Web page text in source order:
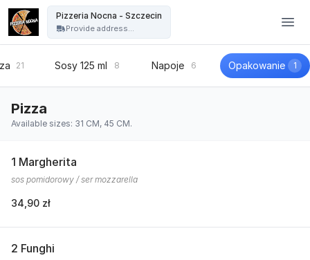
Pizzeria Nocna - Szczecin
Provide address...
21 Sosy 125 ml 8 Napoje 6 Opakowanie 1
Pizza
Available sizes: 31 CM, 45 CM.
1 Margherita
sos pomidorowy / ser mozzarella
34,90 zł
2 Funghi